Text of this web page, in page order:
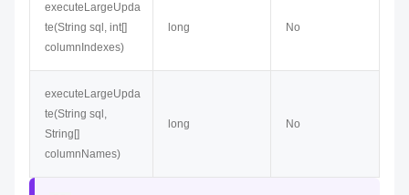
executeLargeUpda
te(String sql, int[]
columnIndexes)
long No
executeLargeUpda
te(String sql,
String[]
columnNames)
long No